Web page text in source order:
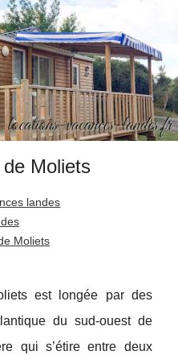
Moliets
landes
Moliets
est longée par des
du sud-ouest de
qui s’étire entre deux